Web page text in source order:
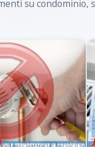
su condominio,